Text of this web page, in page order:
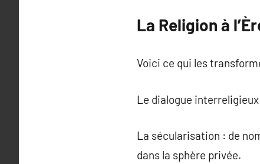
La Religion à
Voici ce qui les
Le dialogue
La sécularisation : de
dans la sphère privée.